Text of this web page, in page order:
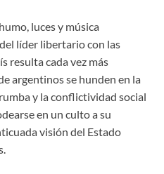
luces y música
líder libertario con las
resulta cada vez más
argentinos se hunden en la
y la conflictividad social
en un culto a su
visión del Estado